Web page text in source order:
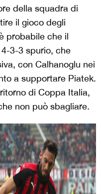
della squadra di
il gioco degli
probabile che il
3-3 spurio, che
con Calhanoglu nei
a supportare Piatek.
di Coppa Italia,
non può sbagliare.